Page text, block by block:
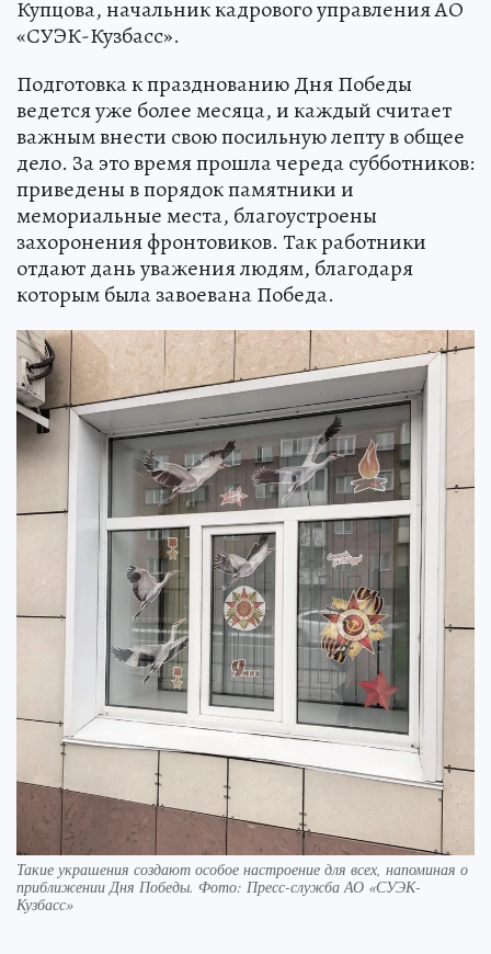
Купцова, начальник кадрового управления АО
«СУЭК-Кузбасс».
Подготовка к празднованию Дня Победы
ведется уже более месяца, и каждый считает
важным внести свою посильную лепту в общее
дело. За это время прошла череда субботников:
приведены в порядок памятники и
мемориальные места, благоустроены
захоронения фронтовиков. Так работники
отдают дань уважения людям, благодаря
которым была завоевана Победа.
Такие украшения создают особое настроение для всех, напоминая о
приближении Дня Победы. Фото: Пресс-служба АО «СУЭК-
Кузбасс»